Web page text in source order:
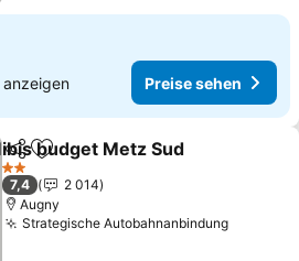
anzeigen Preise sehen
TeilenZu Favoriten hinzufügen
ibis budget Metz Sud
2 Sterne
7,4
2 014
Augny
Strategische Autobahnanbindung